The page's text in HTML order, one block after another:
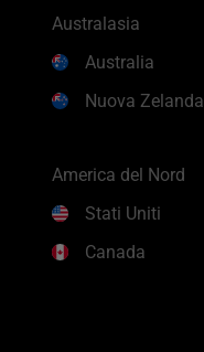
Australasia
Australia
Nuova Zelanda
America del Nord
Stati Uniti
Canada